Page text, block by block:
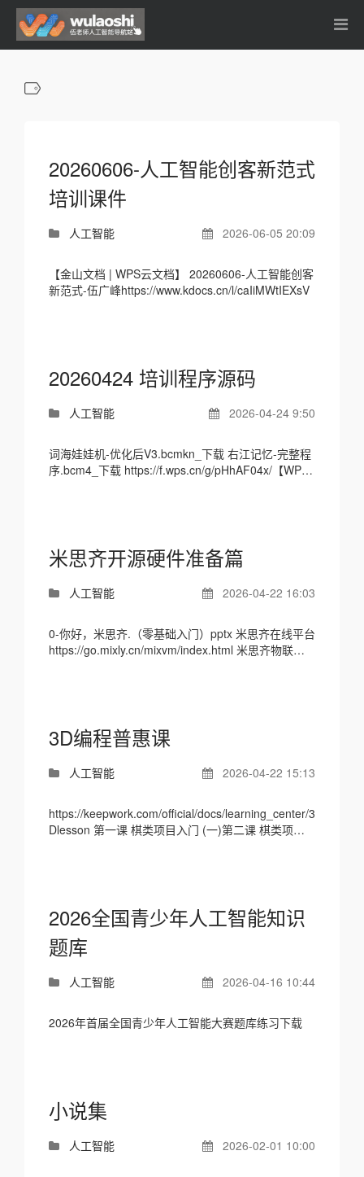
20260606-人工智能创客新范式
培训课件
人工智能 2026-06-05 20:09
【金山文档 | WPS云文档】 20260606-人工智能创客
新范式-伍广峰https://www.kdocs.cn/l/caIiMWtIEXsV
20260424 培训程序源码
人工智能 2026-04-24 9:50
词海娃娃机-优化后V3.bcmkn_下载 右江记忆-完整程
序.bcm4_下载 https://f.wps.cn/g/pHhAF04x/【WPS
米思齐开源硬件准备篇
人工智能 2026-04-22 16:03
0-你好，米思齐.（零基础入门）pptx 米思齐在线平台
https://go.mixly.cn/mixvm/index.html 米思齐物联网
3D编程普惠课
人工智能 2026-04-22 15:13
https://keepwork.com/official/docs/learning_center/3
Dlesson 第一课 棋类项目入门 (一)第二课 棋类项目
2026全国青少年人工智能知识
题库
人工智能 2026-04-16 10:44
2026年首届全国青少年人工智能大赛题库练习下载
小说集
人工智能 2026-02-01 10:00